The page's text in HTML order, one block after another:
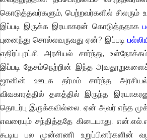
கொடுத்தவர்களும், பெற்றவர்களில் சிலரும்
இப்படி இருக்க இரயாகரன் கொடுத்ததாக
புனைந்து சொல்லவருவது ஏன்? இப்படி
எதிர்ப்புரட்சி அரசியல் சார்ந்து,
இப்படி தேசம்நெற்றின் இந்த
ஜானின் ஊடக தர்மம் சார்ந்த
விவகாரத்தில் தளத்தில் இருந்த
தொடர்பு இருக்கவில்லை. ஏன் அவர் எந்த
எவரையும் சந்தித்ததே கிடையாது.
கூடிய பல முன்னணி உறுப்பினர்களின்